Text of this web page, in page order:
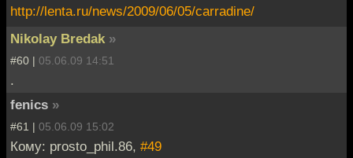
http://lenta.ru/news/2009/06/05/carradine/
Nikolay Bredak »
#60 | 05.06.09 14:51
.
fenics »
#61 | 05.06.09 15:02
Кому: prosto_phil.86, #49